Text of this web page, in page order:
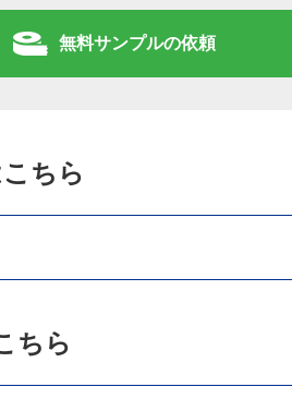
無料サンプルの依頼
ちら
ちら